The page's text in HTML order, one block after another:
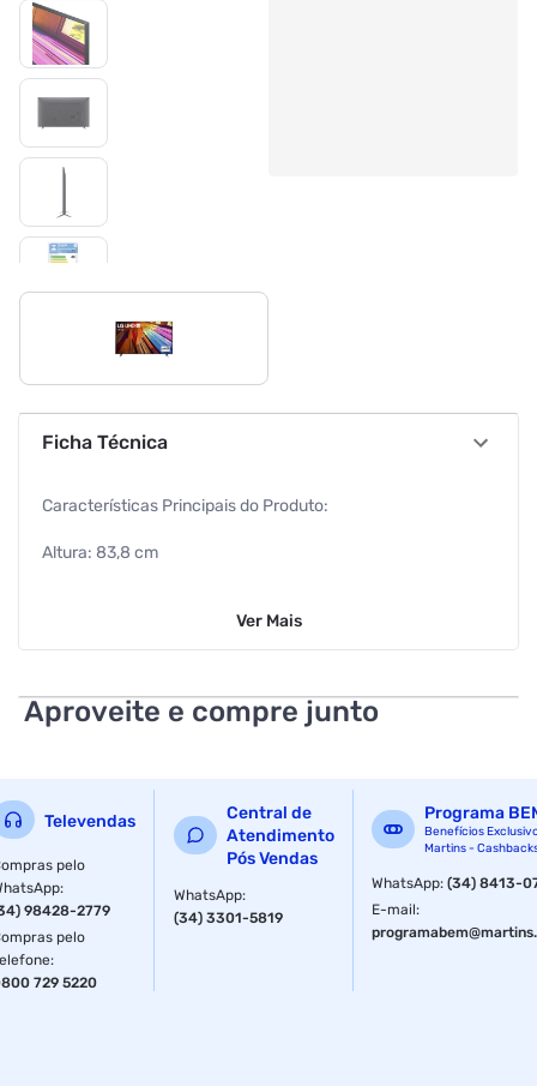
Ficha Técnica
Características Principais do Produto:
Altura: 83,8 cm
Certificado Anatel: 18830-22-01925
Resolução da Tela: 4K UHD
Smart TV
Tamanho da Tela: 65"
Imagem/Display:
Tipo de Painel: LCD
Ver Mais
Aproveite e compre junto
Televendas
pelo
:
98428-2779
pelo
:
729 5220
Central de
Atendimento
Pós Vendas
WhatsApp:
(34) 3301-5819
Programa
Benefícios
Martins -
WhatsApp:(34) 8413-
E-mail: